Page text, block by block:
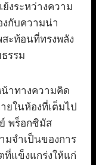
งระหว่างความ
งกับความน่า
ะท้อนที่ทรงพลัง
รรม
าทางความคิด
ยในห้องที่เต็มไป
พร็อกซิมัส
มจำเป็นของการ
ที่แข็งแกร่งให้แก่